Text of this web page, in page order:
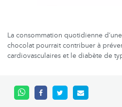
La consommation quotidienne
chocolat pourrait contribuer à
cardiovasculaires et le diabète de